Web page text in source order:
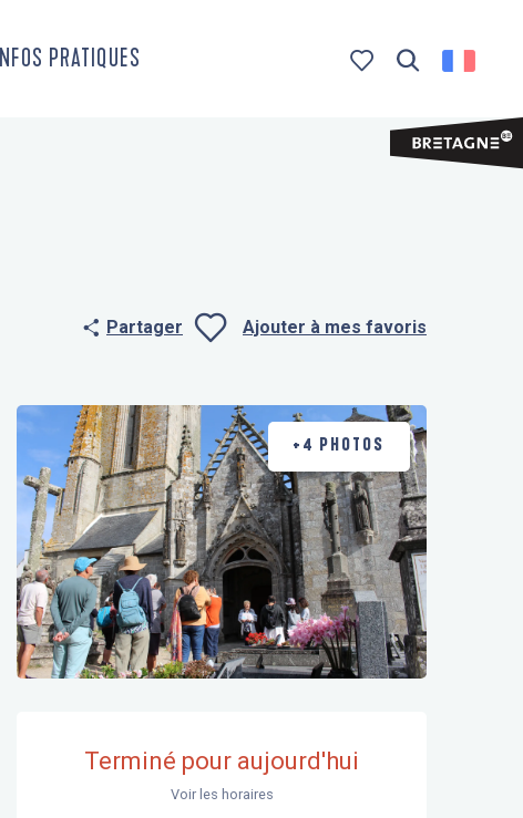
INFOS PRATIQUES
Partager Ajouter à mes favoris
+4 PHOTOS
Ouverture et coordonnées
Terminé pour aujourd'hui
Voir les horaires